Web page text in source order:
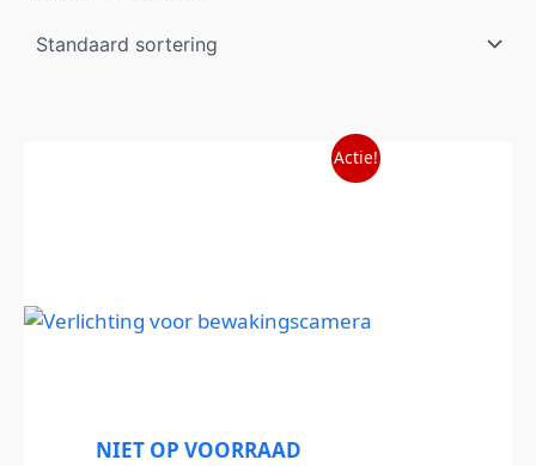
Actie!
NIET OP VOORRAAD